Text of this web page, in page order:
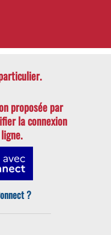
proposée par
la connexion
?